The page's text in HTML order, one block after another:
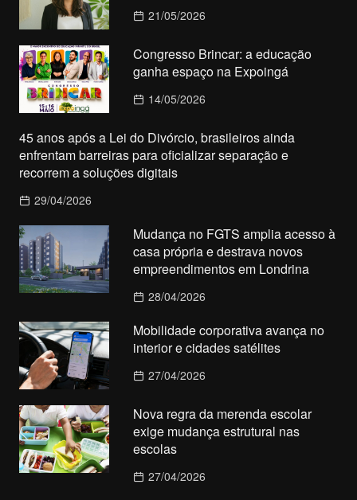
21/05/2026
Congresso Brincar: a educação
ganha espaço na Expoingá
14/05/2026
45 anos após a Lei do Divórcio, brasileiros ainda
enfrentam barreiras para oficializar separação e
recorrem a soluções digitais
29/04/2026
Mudança no FGTS amplia acesso à
casa própria e destrava novos
empreendimentos em Londrina
28/04/2026
Mobilidade corporativa avança no
interior e cidades satélites
27/04/2026
Nova regra da merenda escolar
exige mudança estrutural nas
escolas
27/04/2026